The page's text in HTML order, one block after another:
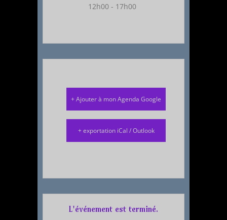
12h00 - 17h00
+ Ajouter à mon Agenda Google
+ exportation iCal / Outlook
L'événement est terminé.